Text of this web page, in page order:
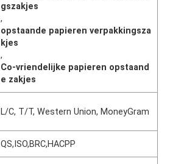
gszakjes
,
opstaande papieren verpakkingsza
kjes
,
Co-vriendelijke papieren opstaand
e zakjes
L/C, T/T, Western Union, MoneyGram
QS,ISO,BRC,HACPP